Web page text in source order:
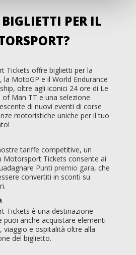
BIGLIETTI PER IL
Tickets offre biglietti per la
la MotoGP e il World Endurance
oltre agli iconici 24 ore di Le
of Man TT e una selezione
di nuovi eventi di corse
motoristiche uniche per il tuo
tariffe competitive, un
Motorsport Tickets consente ai
Punti premio gara, che
convertiti in sconti su
Tickets è una destinazione
puoi anche acquistare elementi
viaggio e ospitalità oltre alla
del biglietto.